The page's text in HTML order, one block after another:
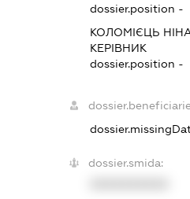
dossier.position -
КОЛОМІЄЦЬ
КЕРІВНИК
dossier.position -
dossier.smida: